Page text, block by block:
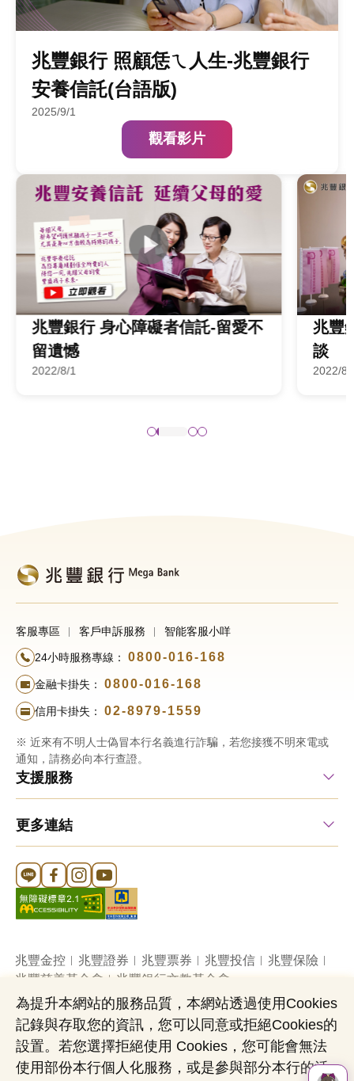
兆豐銀行 照顧恁ㄟ人生-兆豐銀行
安養信託(台語版)
2025/9/1
觀看影片
愛不留遺憾 兆豐銀行 身心障礙者信託個案訪談
兆豐銀行 身心障礙者信託個案訪
談
2022/8/1
兆豐
2021/5/
客服專區 客戶申訴服務 智能客服小咩
24小時服務專線： 0800-016-168
金融卡掛失： 0800-016-168
信用卡掛失： 02-8979-1559
※ 近來有不明人士偽冒本行名義進行詐騙，若您接獲不明來電或
通知，請務必向本行查證。
支援服務
更多連結
Line 官方帳號
FB 官方帳號
Instagram 官方帳號
YouTube 官方帳號
兆豐金控 兆豐證券 兆豐票券 兆豐投信
兆豐保險
兆豐慈善基金會
兆豐銀行文教基金會
網站導覽 法定公開揭露事項
機構投資人盡職治理
隱私權聲明
共同行銷專區 國內外幣清算
營業人：兆豐國際商業銀行股份有限公司
為提升本網站的服務品質，本網站透過使用Cookies
記錄與存取您的資訊，您可以同意或拒絕Cookies的
設置。若您選擇拒絕使用 Cookies，您可能會無法
使用部份本行個人化服務，或是參與部分本行的活